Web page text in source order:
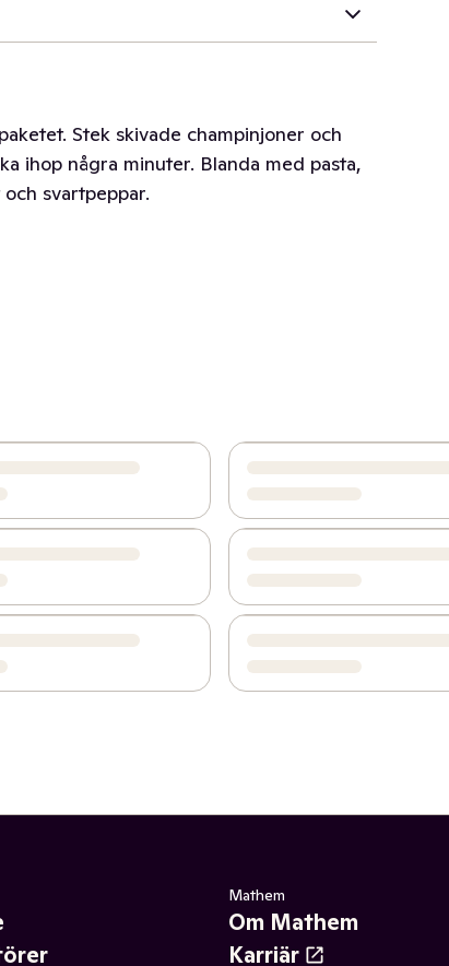
Stek skivade champinjoner och
ihop några minuter. Blanda med pasta,
svartpeppar.
Mathem
Om Mathem
Karriär